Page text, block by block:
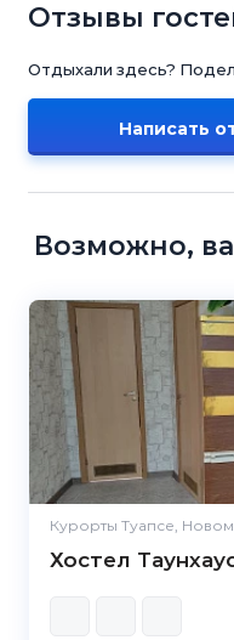
Отзывы
Отдыхали здесь?
Написать
Возможно,
Курорты Туапсе,
Хостел